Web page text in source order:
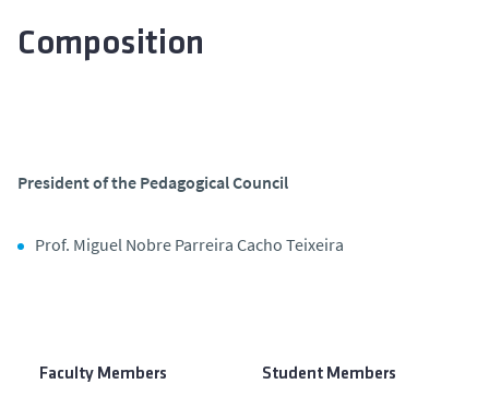
Composition
President of the Pedagogical Council
Prof. Miguel Nobre Parreira Cacho Teixeira
Faculty Members Student Members